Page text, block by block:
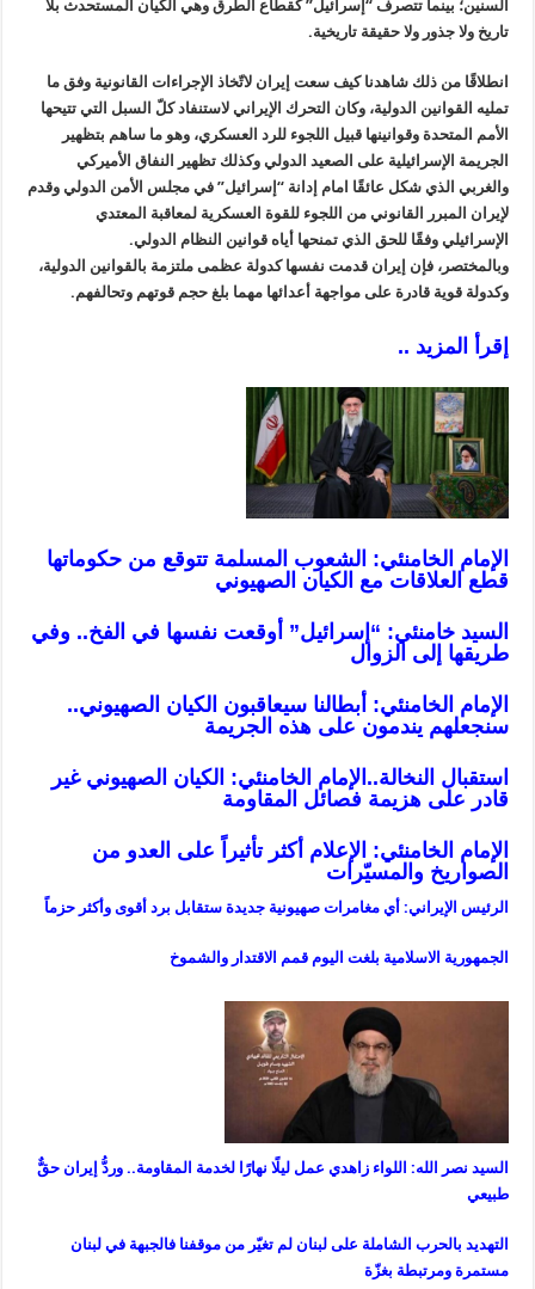
السنين؛ بينما تتصرف “إسرائيل” كقطاع الطرق وهي الكيان المستحدث بلا
تاريخ ولا جذور ولا حقيقة تاريخية.
انطلاقًا من ذلك شاهدنا كيف سعت إيران لاتّخاذ الإجراءات القانونية وفق ما
تمليه القوانين الدولية، وكان التحرك الإيراني لاستنفاد كلّ السبل التي تتيحها
الأمم المتحدة وقوانينها قبيل اللجوء للرد العسكري، وهو ما ساهم بتظهير
الجريمة الإسرائيلية على الصعيد الدولي وكذلك تظهير النفاق الأميركي
والغربي الذي شكل عائقًا امام إدانة “إسرائيل” في مجلس الأمن الدولي وقدم
لإيران المبرر القانوني من اللجوء للقوة العسكرية لمعاقبة المعتدي
الإسرائيلي وفقًا للحق الذي تمنحها أياه قوانين النظام الدولي.
وبالمختصر، فإن إيران قدمت نفسها كدولة عظمى ملتزمة بالقوانين الدولية،
وكدولة قوية قادرة على مواجهة أعدائها مهما بلغ حجم قوتهم وتحالفهم.
إقرأ المزيد ..
الإمام الخامنئي: الشعوب المسلمة تتوقع من حكوماتها
قطع العلاقات مع الكيان الصهيوني
السيد خامنئي: “إسرائيل” أوقعت نفسها في الفخ.. وفي
طريقها إلى الزوال
الإمام الخامنئي: أبطالنا سيعاقبون الكيان الصهيوني..
سنجعلهم يندمون على هذه الجريمة
استقبال النخالة..الإمام الخامنئي: الكيان الصهيوني غير
قادر على هزيمة فصائل المقاومة
الإمام الخامنئي: الإعلام أكثر تأثيراً على العدو من
الصواريخ والمسيّرات
الرئيس الإيراني: أي مغامرات صهيونية جديدة ستقابل برد أقوى وأكثر حزماً
الجمهورية الاسلامية بلغت اليوم قمم الاقتدار والشموخ
السيد نصر الله: اللواء زاهدي عمل ليلًا نهارًا لخدمة المقاومة.. وردُّ إيران حقٌّ
طبيعي
التهديد بالحرب الشاملة على لبنان لم تغيّر من موقفنا فالجبهة في لبنان
مستمرة ومرتبطة بغزّة